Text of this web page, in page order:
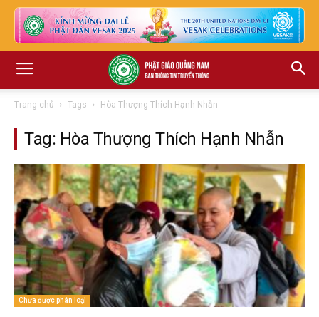
Trang chủ Tags Hòa Thượng Thích Hạnh Nhẫn
Tag: Hòa Thượng Thích Hạnh Nhẫn
Chưa được phân loại